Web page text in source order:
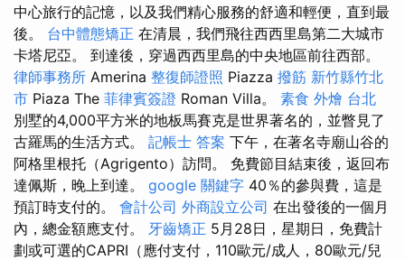
中心旅行的記憶，以及我們精心服務的舒適和輕便，直到最
後。 台中體態矯正 在清晨，我們飛往西西里島第二大城市
卡塔尼亞。 到達後，穿過西西里島的中央地區前往西部。
律師事務所 Amerina 整復師證照 Piazza 撥筋 新竹縣竹北
市 Piaza The 菲律賓簽證 Roman Villa。 素食 外燴 台北
別墅的4,000平方米的地板馬賽克是世界著名的，並瞥見了
古羅馬的生活方式。 記帳士 答案 下午，在著名寺廟山谷的
阿格里根托（Agrigento）訪問。 免費節目結束後，返回布
達佩斯，晚上到達。 google 關鍵字 40％的參與費，這是
預訂時支付的。 會計公司 外商設立公司 在出發後的一個月
內，總金額應支付。 牙齒矯正 5月28日，星期日，免費計
劃或可選的CAPRI（應付支付，110歐元/成人，80歐元/兒